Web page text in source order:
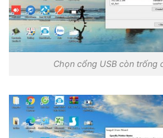
Chọn cổng USB còn trống